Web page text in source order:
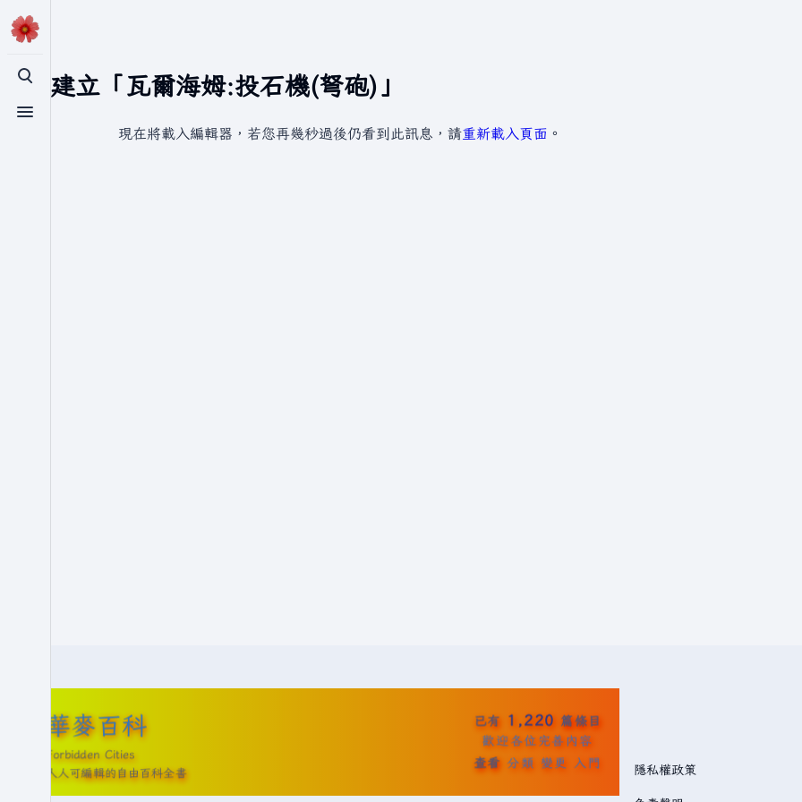
切換搜尋
切換選單
正在建立「瓦爾海姆:投石機(弩砲)」
現在將載入編輯器，若您再幾秒過後仍看到此訊息，請重新載入頁面 。
華麥百科
Forbidden Cities
人人可編輯的自由百科全書
已有 1,220 篇條目
歡迎各位完善內容
查看 分類 變更 入門 隱私權政策